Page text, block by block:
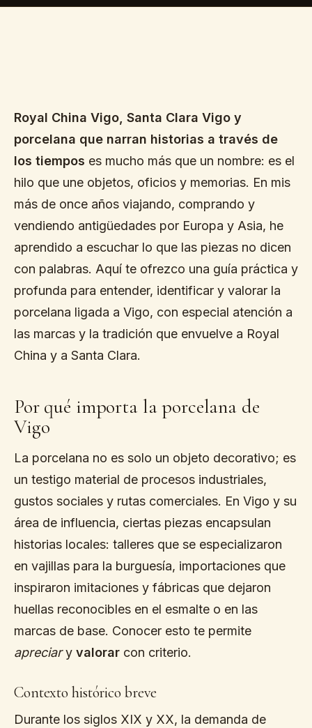
Royal China Vigo, Santa Clara Vigo y
porcelana que narran historias a través de
los tiempos es mucho más que un nombre: es el
hilo que une objetos, oficios y memorias. En mis
más de once años viajando, comprando y
vendiendo antigüedades por Europa y Asia, he
aprendido a escuchar lo que las piezas no dicen
con palabras. Aquí te ofrezco una guía práctica y
profunda para entender, identificar y valorar la
porcelana ligada a Vigo, con especial atención a
las marcas y la tradición que envuelve a Royal
China y a Santa Clara.
Por qué importa la porcelana de
Vigo
La porcelana no es solo un objeto decorativo; es
un testigo material de procesos industriales,
gustos sociales y rutas comerciales. En Vigo y su
área de influencia, ciertas piezas encapsulan
historias locales: talleres que se especializaron
en vajillas para la burguesía, importaciones que
inspiraron imitaciones y fábricas que dejaron
huellas reconocibles en el esmalte o en las
marcas de base. Conocer esto te permite
apreciary valorar con criterio.
Contexto histórico breve
Durante los siglos XIX y XX, la demanda de